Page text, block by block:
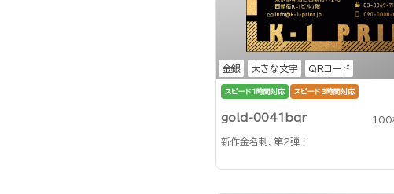
金銀 大きな文字 QRコード
スピード1時間対応 スピード3時間対応
gold-0041bqr 100
新作金名刺、第2弾！